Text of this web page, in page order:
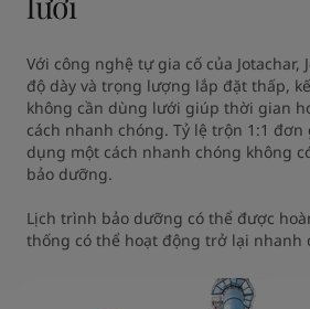
Với công nghệ tự gia cố của Jotachar,
độ dày và trọng lượng lắp đặt thấp,
không cần dùng lưới giúp thời gian
cách nhanh chóng. Tỷ lệ trộn 1:1
dụng một cách nhanh chóng không
bảo dưỡng.
Lịch trình bảo dưỡng có thể được
thống có thể hoạt động trở lại nhanh